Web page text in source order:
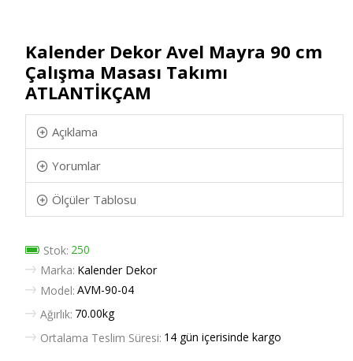
Kalender Dekor Avel Mayra 90 cm
Çalışma Masası Takımı
ATLANTİKÇAM
Açıklama
Yorumlar
Ölçüler Tablosu
Stok: 250
Marka: Kalender Dekor
Model: AVM-90-04
Ağırlık: 70.00kg
Ortalama Teslim Süresi: 14 gün içerisinde kargo